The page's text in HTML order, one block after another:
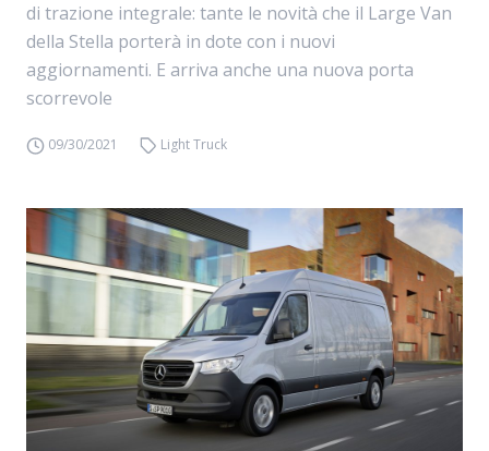
di trazione integrale: tante le novità che il Large Van
della Stella porterà in dote con i nuovi
aggiornamenti. E arriva anche una nuova porta
scorrevole
09/30/2021 Light Truck